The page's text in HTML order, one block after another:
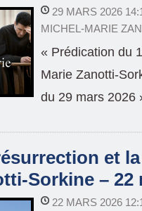
29 MARS 2026
MICHEL-MARIE
« Prédication du
Marie Zanotti-
du 29 mars 2026
et
Sorkine – 22
22 MARS 2026